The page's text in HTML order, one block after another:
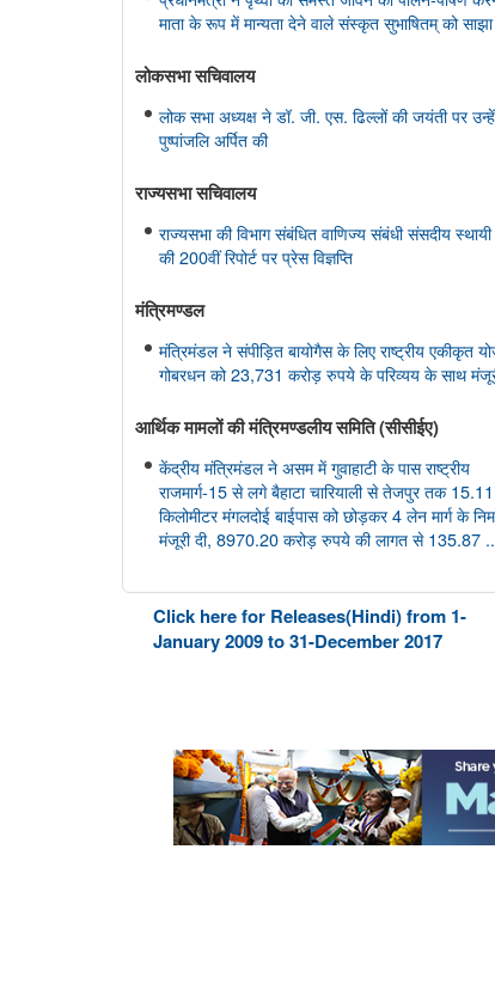
माता के रूप में मान्यता देने वाले संस्कृत सुभाषितम् को साझा
लोकसभा सचिवालय
लोक सभा अध्यक्ष ने डॉ. जी. एस. ढिल्लों की जयंती पर उन्हें
पुष्पांजलि अर्पित की
राज्यसभा सचिवालय
राज्यसभा की विभाग संबंधित वाणिज्य संबंधी संसदीय स्थायी
की 200वीं रिपोर्ट पर प्रेस विज्ञप्ति
मंत्रिमण्‍डल
मंत्रिमंडल ने संपीड़ित बायोगैस के लिए राष्ट्रीय एकीकृत
गोबरधन को 23,731 करोड़ रुपये के परिव्यय के साथ
आर्थिक मामलों की मंत्रिमण्‍डलीय समिति (सीसीईए)
केंद्रीय मंत्रिमंडल ने असम में गुवाहाटी के पास राष्ट्रीय
राजमार्ग-15 से लगे बैहाटा चारियाली से तेजपुर तक 15.11
किलोमीटर मंगलदोई बाईपास को छोड़कर 4 लेन मार्ग के
मंजूरी दी, 8970.20 करोड़ रुपये की लागत से 135.87
आयुष
केंद्रीय आयुष मंत्री श्री प्रतापराव जाधव ने सीसीआरएएस
27वीं शासी निकाय बैठक की अध्यक्षता की
डॉ. जितेंद्र सिंह ने राज्यसभा को गगनयान मिशन और
मानव अंतरिक्ष अन्वेषण रोडमैप की प्रमुख उपलब्धियों की
संसद प्रश्न: वैश्विक प्रक्षेपण बाजार में भारत की स्थिति
Click here for Releases(Hindi) from 1-
January 2009 to 31-December 2017